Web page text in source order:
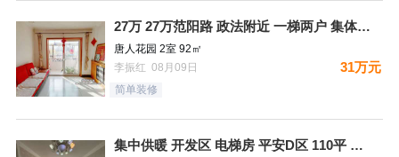
27万 27万范阳路 政法附近 一梯两户 集体供暖 看房方便
唐人花园 2室 92㎡
李振红 08月09日
31万元
简单装修
集中供暖 开发区 电梯房 平安D区 110平 南北通透三居